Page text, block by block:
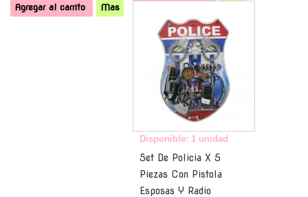
Agregar al carrito Mas
Disponible: 1 unidad
Set De Policia X 5
Piezas Con Pistola
Esposas Y Radio